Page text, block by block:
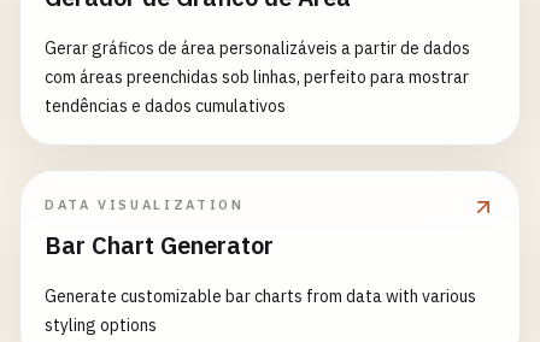
Gerar gráficos de área personalizáveis a partir de dados
com áreas preenchidas sob linhas, perfeito para mostrar
tendências e dados cumulativos
DATA VISUALIZATION
Bar Chart Generator
Generate customizable bar charts from data with various
styling options